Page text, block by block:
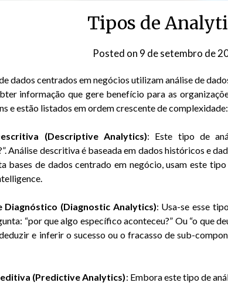
Tipos de
Posted on 9 de setembro de
dados centrados em negócios utilizam análise de
informação que gere benefício para as
e estão listados em ordem crescente de complexidade:
(Descriptive Analytics): Este tipo de
Análise descritiva é baseada em dados históricos e
bases de dados centrado em negócio, usam este
Diagnóstico (Diagnostic Analytics): Usa-se esse
“por que algo específico aconteceu?” Ou “o que
e inferir o sucesso ou o fracasso de sub-
(Predictive Analytics): Embora este tipo de